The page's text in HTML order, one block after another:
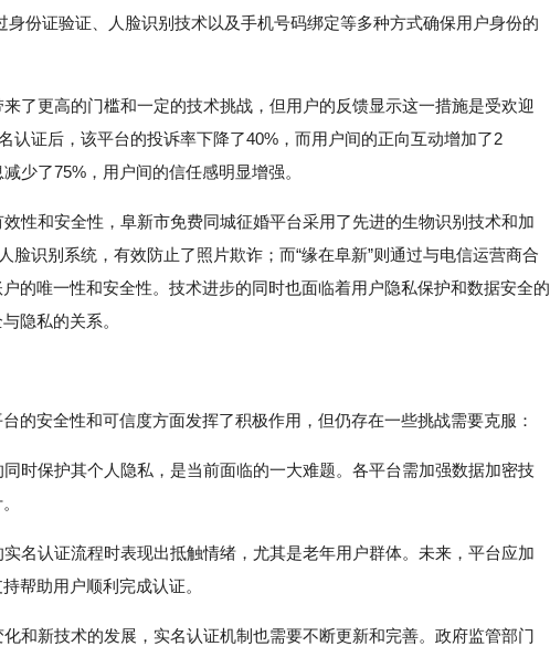
身份证验证、人脸识别技术以及手机号码绑定等多种方式确保用户身份的
了更高的门槛和一定的技术挑战，但用户的反馈显示这一措施是受欢迎
认证后，该平台的投诉率下降了40%，而用户间的正向互动增加了2
少了75%，用户间的信任感明显增强。
性和安全性，阜新市免费同城征婚平台采用了先进的生物识别技术和加
脸识别系统，有效防止了照片欺诈；而“缘在阜新”则通过与电信运营商合
的唯一性和安全性。技术进步的同时也面临着用户隐私保护和数据安全的
隐私的关系。
的安全性和可信度方面发挥了积极作用，但仍存在一些挑战需要克服：
时保护其个人隐私，是当前面临的一大难题。各平台需加强数据加密技
名认证流程时表现出抵触情绪，尤其是老年用户群体。未来，平台应加
帮助用户顺利完成认证。
和新技术的发展，实名认证机制也需要不断更新和完善。政府监管部门